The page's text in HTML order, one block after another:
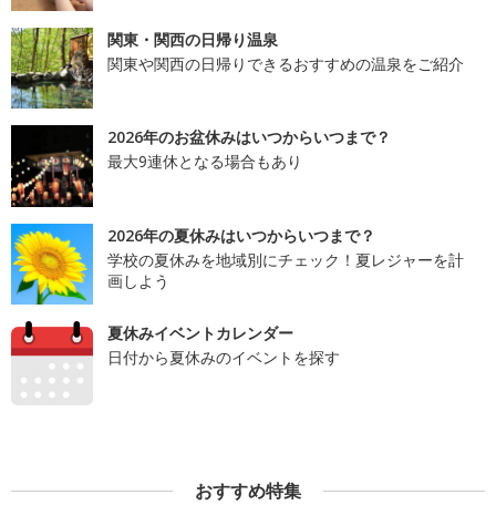
関東・関西の日帰り温泉
関東や関西の日帰りできるおすすめの温泉をご紹介
2026年のお盆休みはいつからいつまで？
最大9連休となる場合もあり
2026年の夏休みはいつからいつまで？
学校の夏休みを地域別にチェック！夏レジャーを計
画しよう
夏休みイベントカレンダー
日付から夏休みのイベントを探す
おすすめ特集